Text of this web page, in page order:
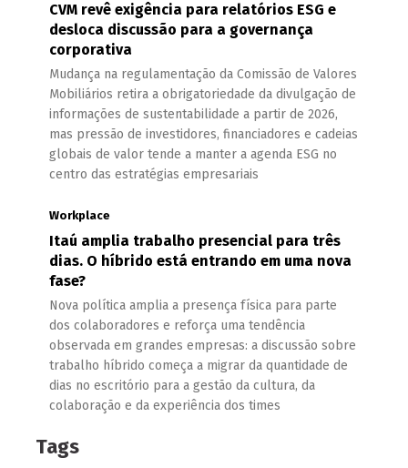
CVM revê exigência para relatórios ESG e
desloca discussão para a governança
corporativa
Mudança na regulamentação da Comissão de Valores
Mobiliários retira a obrigatoriedade da divulgação de
informações de sustentabilidade a partir de 2026,
mas pressão de investidores, financiadores e cadeias
globais de valor tende a manter a agenda ESG no
centro das estratégias empresariais
Workplace
Itaú amplia trabalho presencial para três
dias. O híbrido está entrando em uma nova
fase?
Nova política amplia a presença física para parte
dos colaboradores e reforça uma tendência
observada em grandes empresas: a discussão sobre
trabalho híbrido começa a migrar da quantidade de
dias no escritório para a gestão da cultura, da
colaboração e da experiência dos times
Tags